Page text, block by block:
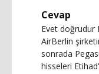
Cevap
Evet doğrudur
AirBerlin
sonrada
hisseleri